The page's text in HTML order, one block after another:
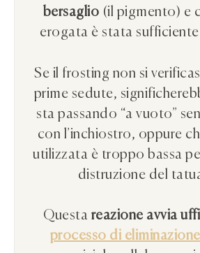
bersaglio (il pigmento) e
erogata è stata
Se il frosting non si
prime sedute,
sta passando “a vuoto”
con l’inchiostro, oppure
utilizzata è troppo bassa
distruzione del
Questa reazione avvia
processo di eliminazione